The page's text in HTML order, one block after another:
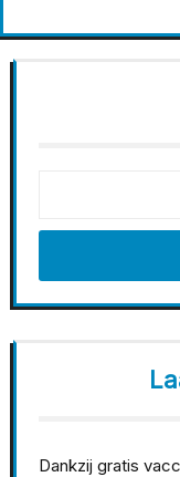
Dankzij gratis